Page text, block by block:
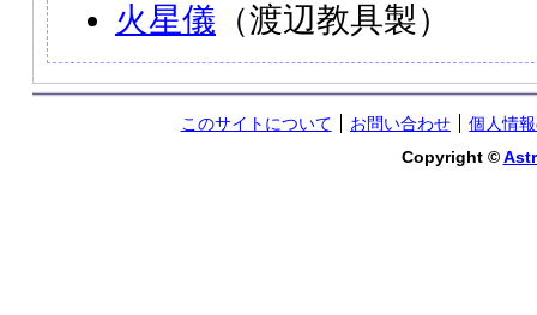
火星儀 （渡辺教具製）
このサイトについて お問い合わせ
個人情
Copyright ©